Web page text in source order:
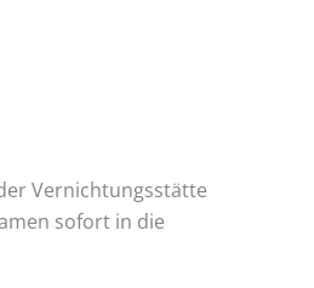
Vernichtungsstätte
sofort in die